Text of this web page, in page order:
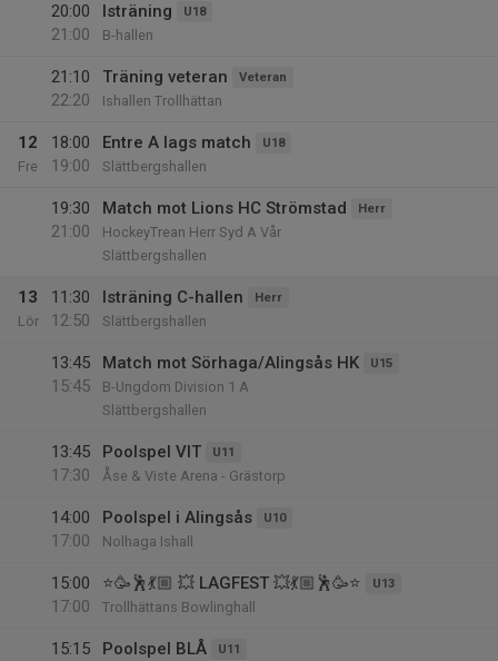
20:00
21:00
Isträning U18
B-hallen
21:10
22:20
Träning veteran Veteran
Ishallen Trollhättan
12
Fre
18:00
19:00
Entre A lags match U18
Slättbergshallen
19:30
21:00
Match mot Lions HC Strömstad Herr
HockeyTrean Herr Syd A Vår
Slättbergshallen
13
Lör
11:30
12:50
Isträning C-hallen Herr
Slättbergshallen
13:45
15:45
Match mot Sörhaga/Alingsås HK U15
B-Ungdom Division 1 A
Slättbergshallen
13:45
17:30
Poolspel VIT U11
Åse & Viste Arena - Grästorp
14:00
17:00
Poolspel i Alingsås U10
Nolhaga Ishall
15:00
17:00
⭐️🥳🕺💃🏼 💥 LAGFEST 💥💃🏼🕺🥳⭐️ U13
Trollhättans Bowlinghall
15:15
Poolspel BLÅ U11